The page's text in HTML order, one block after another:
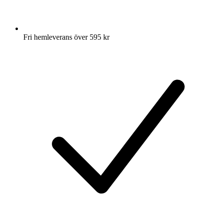
Fri hemleverans över 595 kr